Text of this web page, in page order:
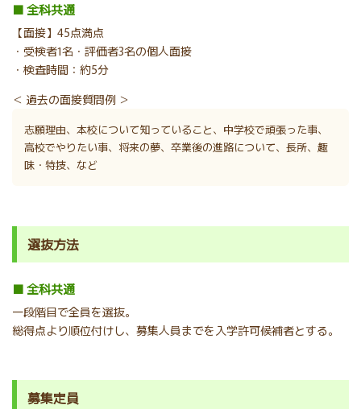
■ 全科共通
【面接】45点満点
・受検者1名・評価者3名の個人面接
・検査時間：約5分
＜ 過去の面接質問例 ＞
志願理由、本校について知っていること、中学校で頑張った事、
高校でやりたい事、将来の夢、卒業後の進路について、長所、趣
味・特技、など
選抜方法
■ 全科共通
一段階目で全員を選抜。
総得点より順位付けし、募集人員までを入学許可候補者とする。
募集定員